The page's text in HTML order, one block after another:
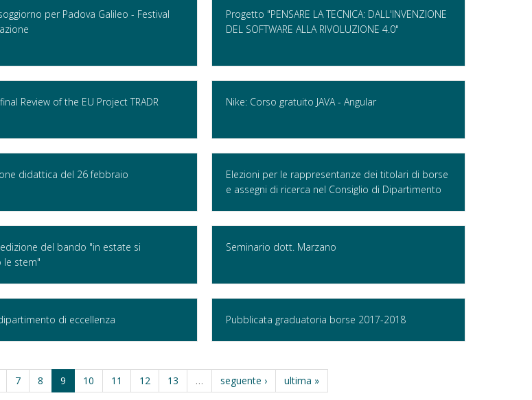
per Padova Galileo - Festival
Progetto "PENSARE LA TECNICA: DALL'INVENZIONE
DEL SOFTWARE ALLA RIVOLUZIONE 4.0"
Review of the EU Project TRADR Nike: Corso gratuito JAVA - Angular
didattica del 26 febbraio
Elezioni per le rappresentanze dei titolari di borse
e assegni di ricerca nel Consiglio di Dipartimento
del bando "in estate si
le stem"
Seminario dott. Marzano
di eccellenza Pubblicata graduatoria borse 2017-2018
7 8 9 10 11 12 13 … seguente › ultima »